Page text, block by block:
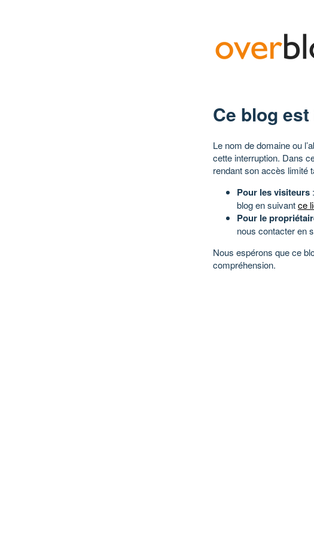
Ce blog
Le nom de domaine ou
cette interruption. Dans
rendant son accès limité
Pour les visiteurs
blog en suivantce
Pour le
nous contacter en
Nous espérons que ce
compréhension.